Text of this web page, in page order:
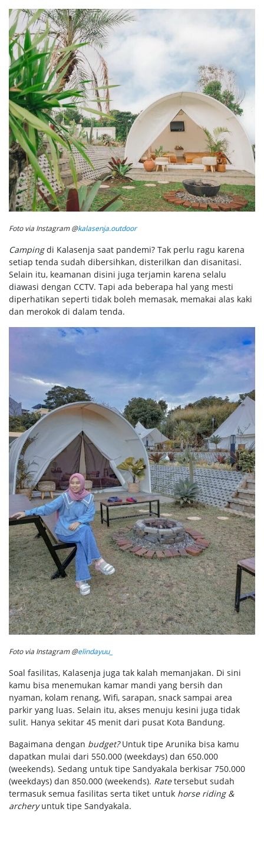
Foto via Instagram @kalasenja.outdoor
Campingdi Kalasenja saat pandemi? Tak perlu ragu karena
setiap tenda sudah dibersihkan, disterilkan dan disanitasi.
Selain itu, keamanan disini juga terjamin karena selalu
diawasi dengan CCTV. Tapi ada beberapa hal yang mesti
diperhatikan seperti tidak boleh memasak, memakai alas kaki
dan merokok di dalam tenda.
Foto via Instagram @elindayuu_
Soal fasilitas, Kalasenja juga tak kalah memanjakan. Di sini
kamu bisa menemukan kamar mandi yang bersih dan
nyaman, kolam renang, Wifi, sarapan, snack sampai area
parkir yang luas. Selain itu, akses menuju kesini juga tidak
sulit. Hanya sekitar 45 menit dari pusat Kota Bandung.
Bagaimana dengan budget?Untuk tipe Arunika bisa kamu
dapatkan mulai dari 550.000 (weekdays) dan 650.000
(weekends). Sedang untuk tipe Sandyakala berkisar 750.000
(weekdays) dan 850.000 (weekends). Ratetersebut sudah
termasuk semua fasilitas serta tiket untuk horse riding &
archeryuntuk tipe Sandyakala.